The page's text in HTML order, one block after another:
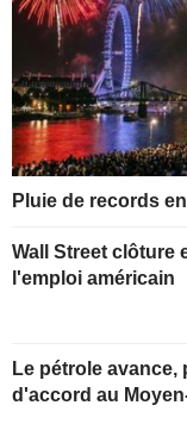
Pluie de records
Wall Street clôture
l'emploi américain
Le pétrole
d'accord au